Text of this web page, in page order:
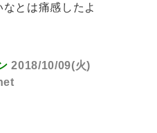
とは痛感したよ
2018/10/09(火)